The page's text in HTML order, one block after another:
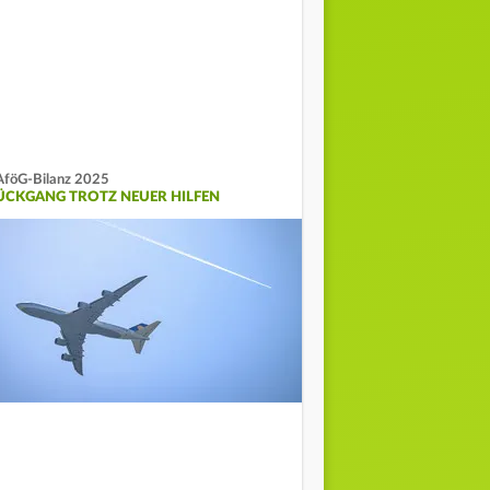
Bilanz 2025
TROTZ NEUER HILFEN